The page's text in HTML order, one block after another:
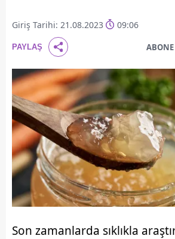
Giriş Tarihi: 21.08.2023 09:06
PAYLAŞ
Son zamanlarda sıklıkla